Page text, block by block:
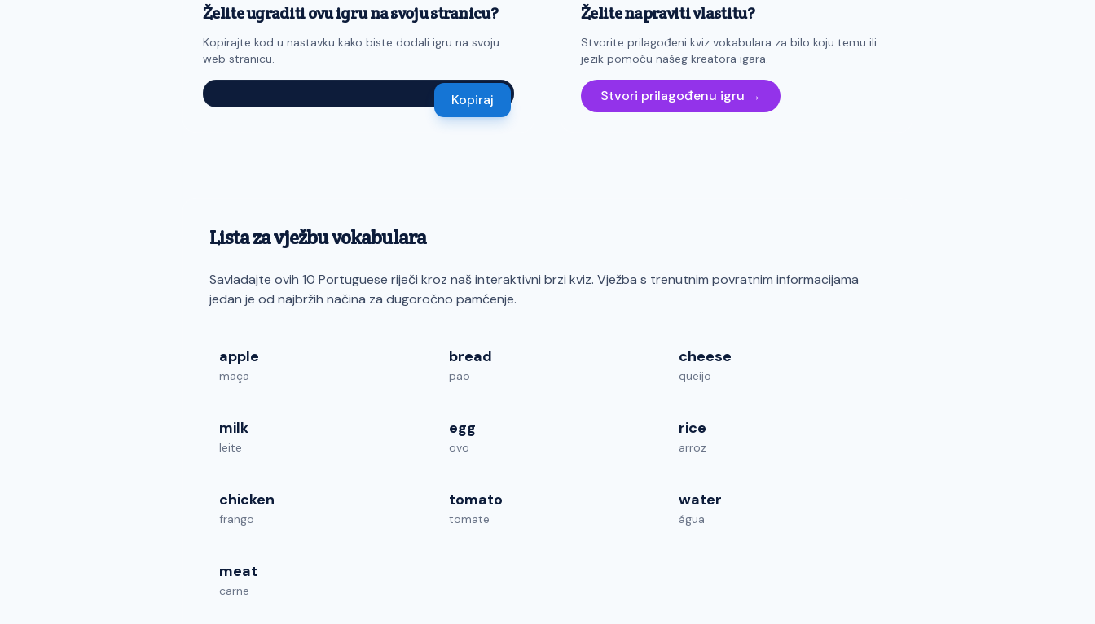
Želite ugraditi ovu igru na svoju stranicu?
Kopirajte kod u nastavku kako biste dodali igru na svoju
web stranicu.
Kopiraj
Želite napraviti vlastitu?
Stvorite prilagođeni kviz vokabulara za bilo koju temu ili
jezik pomoću našeg kreatora igara.
Stvori prilagođenu igru →
Lista za vježbu vokabulara
Savladajte ovih 10 Portuguese riječi kroz naš interaktivni brzi kviz. Vježba s trenutnim povratnim informacijama
jedan je od najbržih načina za dugoročno pamćenje.
apple
maçã
bread
pão
cheese
queijo
milk
leite
egg
ovo
rice
arroz
chicken
frango
tomato
tomate
water
água
meat
carne